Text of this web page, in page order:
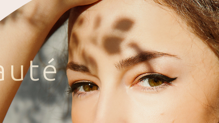
uté